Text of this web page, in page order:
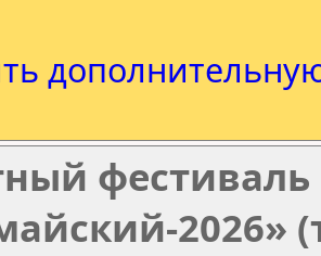
фестиваль
2026»